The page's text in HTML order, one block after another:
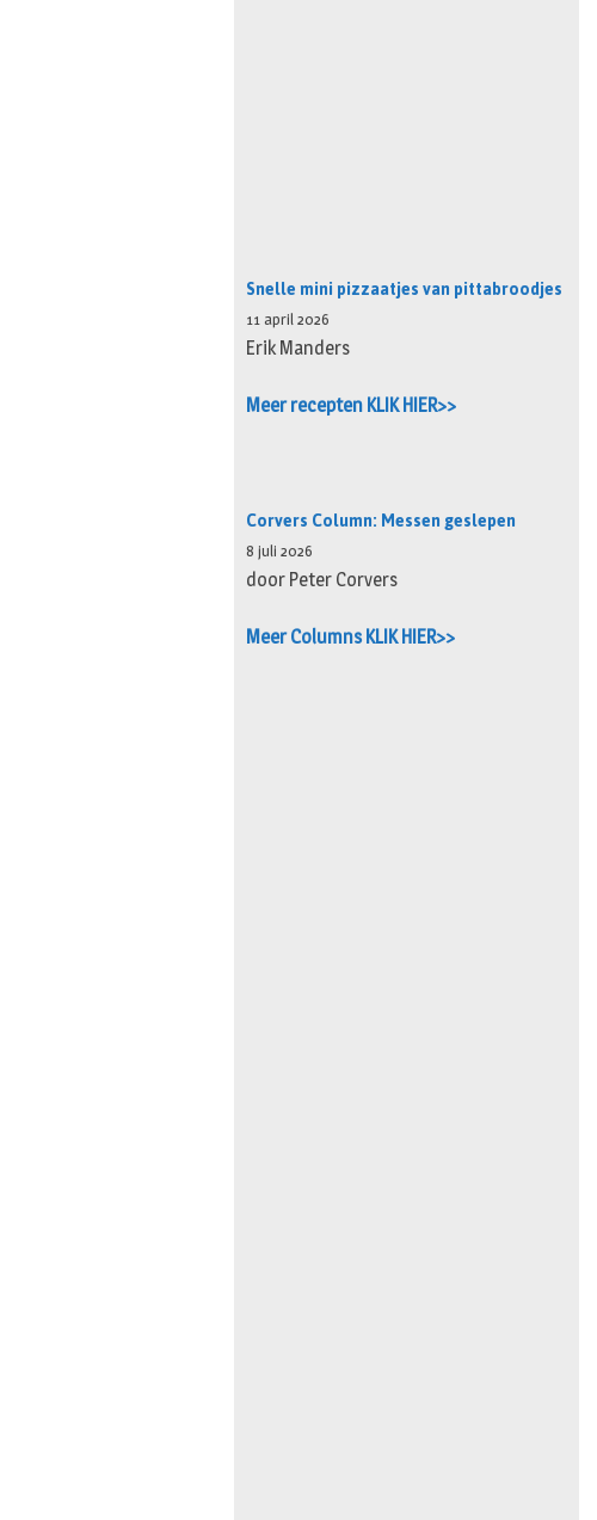
Snelle mini pizzaatjes van pittabroodjes
11 april 2026
Erik Manders
Meer recepten KLIK HIER>>
Corvers Column: Messen geslepen
8 juli 2026
door Peter Corvers
Meer Columns KLIK HIER>>